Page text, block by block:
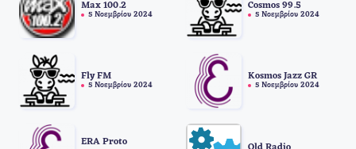
Max 100.2
5 Νοεμβρίου 2024
Cosmos 99.5
5 Νοεμβρίου 2024
Fly FM
5 Νοεμβρίου 2024
Kosmos Jazz GR
5 Νοεμβρίου 2024
ERA Proto
Old Radio